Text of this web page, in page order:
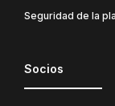
Seguridad de la
Socios